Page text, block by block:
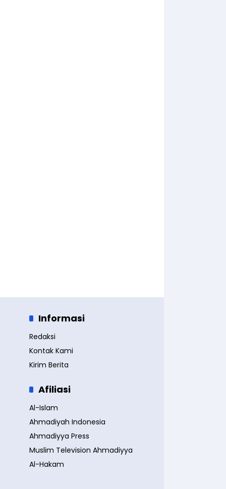
Informasi
Redaksi
Kontak Kami
Kirim Berita
Afiliasi
Al-Islam
Ahmadiyah Indonesia
Ahmadiyya Press
Muslim Television Ahmadiyya
Al-Hakam